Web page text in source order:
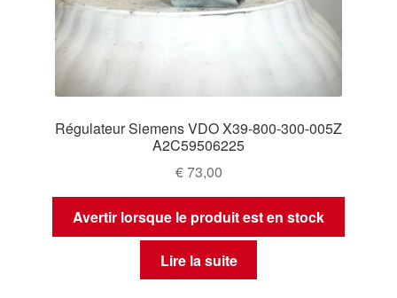
Régulateur Siemens VDO X39-800-300-005Z
A2C59506225
€73,00
Avertir lorsque le produit est en stock
Lire la suite